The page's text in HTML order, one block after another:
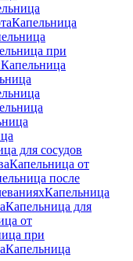
Капельница
при
Капельница
для сосудов
Капельница от
после
Капельница
Капельница для
от
при
Капельница